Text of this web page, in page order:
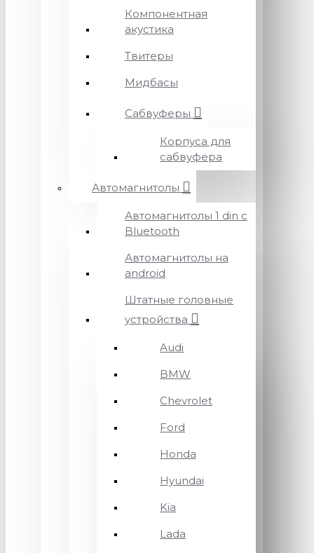
Компонентная
акустика
Твитеры
Мидбасы
Сабвуферы
Корпуса для
сабвуфера
Автомагнитолы
Автомагнитолы 1 din с
Bluetooth
Автомагнитолы на
android
Штатные головные
устройства
Audi
BMW
Chevrolet
Ford
Honda
Hyundai
Kia
Lada